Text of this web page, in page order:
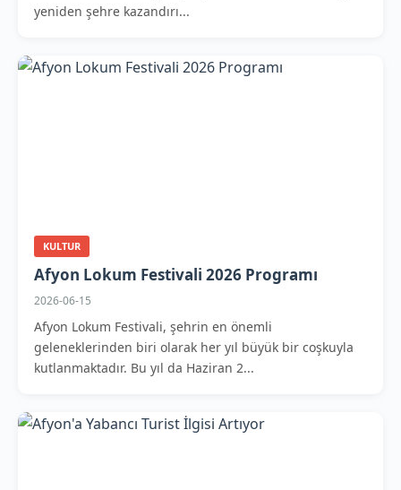
yeniden şehre kazandırı...
KULTUR
Afyon Lokum Festivali 2026 Programı
2026-06-15
Afyon Lokum Festivali, şehrin en önemli
geleneklerinden biri olarak her yıl büyük bir coşkuyla
kutlanmaktadır. Bu yıl da Haziran 2...